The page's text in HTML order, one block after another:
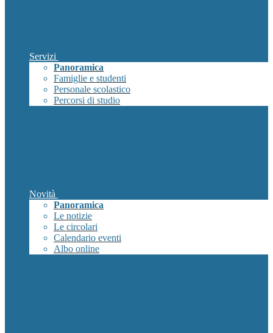
Servizi
Panoramica
Famiglie e studenti
Personale scolastico
Percorsi di studio
Novità
Panoramica
Le notizie
Le circolari
Calendario eventi
Albo online